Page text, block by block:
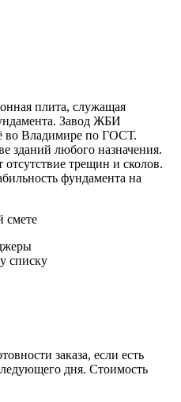
плита, служащая
Завод ЖБИ
во Владимире по ГОСТ.
зданий любого назначения.
отсутствие трещин и сколов.
фундамента на
смете
списку
заказа, если есть
дня. Стоимость